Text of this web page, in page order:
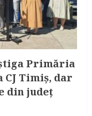
Primăria
Timiș, dar
din județ